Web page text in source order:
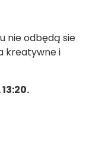
nie odbędą sie
kreatywne i